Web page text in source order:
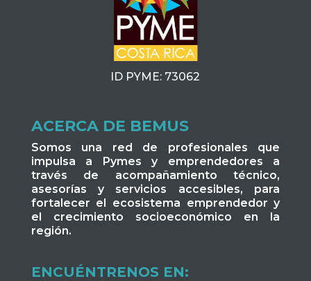
ID PYME: 73062
ACERCA DE BEMUS
Somos una red de profesionales que
impulsa a Pymes y emprendedores a
través de acompañamiento técnico,
asesorías y servicios accesibles, para
fortalecer el ecosistema emprendedor y
el crecimiento socioeconómico en la
región.
ENCUÉNTRENOS EN: